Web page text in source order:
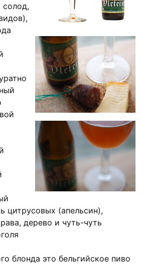
цитрусовых (апельсин),
дерево и чуть-чуть
блонда это бельгийское пиво